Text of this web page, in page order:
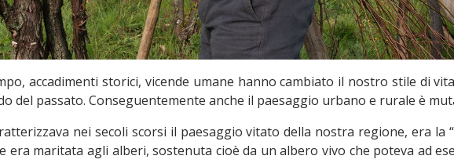
accadimenti storici, vicende umane hanno cambiato il nostro stile di
del passato. Conseguentemente anche il paesaggio urbano e rurale è
nei secoli scorsi il paesaggio vitato della nostra regione, era la
era maritata agli alberi, sostenuta cioè da un albero vivo che poteva ad